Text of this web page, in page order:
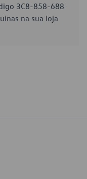
3C8-858-688
na sua loja